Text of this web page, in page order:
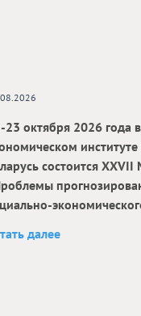
23 октября 2026 года
состоится
далее